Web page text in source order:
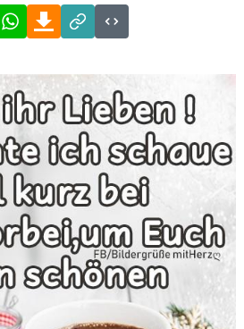
FacebookWhatsAppDownload
Link
Code